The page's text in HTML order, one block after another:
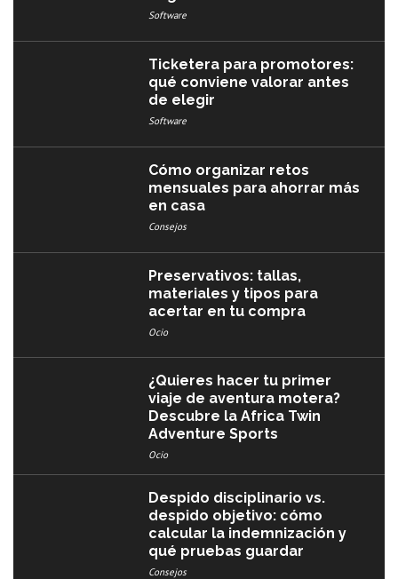
Software
Ticketera para promotores:
qué conviene valorar antes
de elegir
Software
Cómo organizar retos
mensuales para ahorrar más
en casa
Consejos
Preservativos: tallas,
materiales y tipos para
acertar en tu compra
Ocio
¿Quieres hacer tu primer
viaje de aventura motera?
Descubre la Africa Twin
Adventure Sports
Ocio
Despido disciplinario vs.
despido objetivo: cómo
calcular la indemnización y
qué pruebas guardar
Consejos